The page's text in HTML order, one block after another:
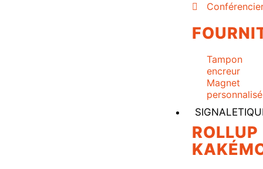
Tampon
encreur
Magnet
personnalisé
ROLLUP